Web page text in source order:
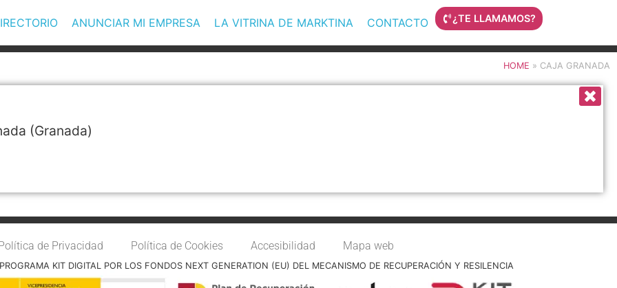
ANUNCIAR MI EMPRESA LA VITRINA DE MARKTINA CONTACTO ¿TE LLAMAMOS?
HOME » CAJA GRANADA
(Granada)
de Privacidad Política de Cookies Accesibilidad Mapa web
KIT DIGITAL POR LOS FONDOS NEXT GENERATION (EU) DEL MECANISMO DE RECUPERACIÓN Y RESILENCIA